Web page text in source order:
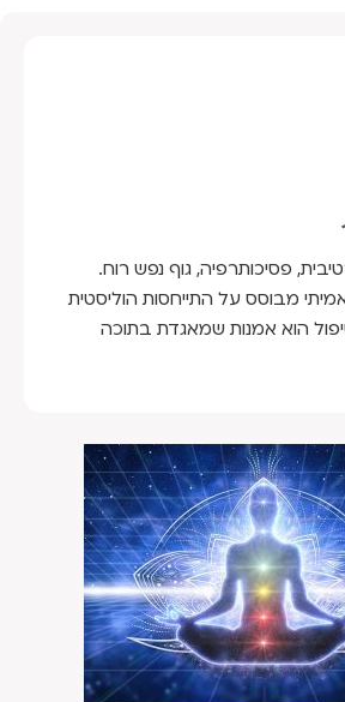
פסיכותרפיה, גוף נפש רוח.
מבוסס על התייחסות הוליסטית
הוא אמנות שמאגדת בתוכה